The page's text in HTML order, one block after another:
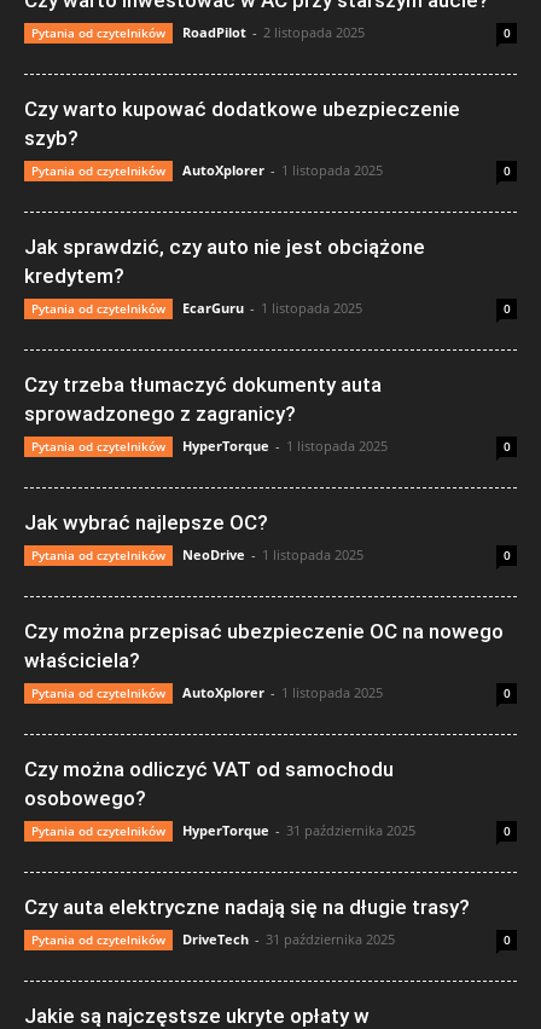
Pytania od czytelników RoadPilot - 2 listopada 2025 0
Czy warto kupować dodatkowe ubezpieczenie
szyb?
Pytania od czytelników AutoXplorer - 1 listopada 2025 0
Jak sprawdzić, czy auto nie jest obciążone
kredytem?
Pytania od czytelników EcarGuru - 1 listopada 2025 0
Czy trzeba tłumaczyć dokumenty auta
sprowadzonego z zagranicy?
Pytania od czytelników HyperTorque - 1 listopada 2025 0
Jak wybrać najlepsze OC?
Pytania od czytelników NeoDrive - 1 listopada 2025 0
Czy można przepisać ubezpieczenie OC na nowego
właściciela?
Pytania od czytelników AutoXplorer - 1 listopada 2025 0
Czy można odliczyć VAT od samochodu
osobowego?
Pytania od czytelników HyperTorque - 31 października 2025 0
Czy auta elektryczne nadają się na długie trasy?
Pytania od czytelników DriveTech - 31 października 2025 0
Jakie są najczęstsze ukryte opłaty w